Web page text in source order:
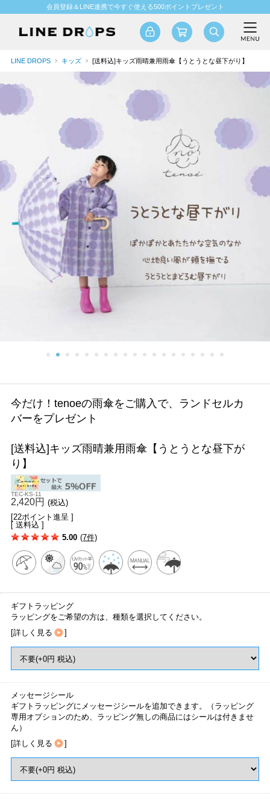
会員登録＆LINE連携で今すぐ使える500ポイントプレゼント
LINE DROPS キッズ [送料込]キッズ雨晴兼用雨傘【うとうとな昼下がり】
今だけ！tenoeの雨傘をご購入で、ランドセルカ
バーをプレゼント
[送料込]キッズ雨晴兼用雨傘【うとうとな昼下が
り】
TEC-KS-11
2,420円 (税込)
[22ポイント進呈 ]
[ 送料込 ]
5.00 (7件)
ギフトラッピング
ラッピングをご希望の方は、種類を選択してください。
[詳しく見る ]
メッセージシール
ギフトラッピングにメッセージシールを追加できます。（ラッピング
専用オプションのため、ラッピング無しの商品にはシールは付きませ
ん）
[詳しく見る ]